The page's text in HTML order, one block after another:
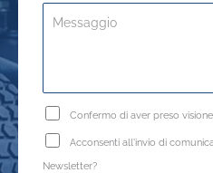
Confermo di aver preso
Acconsenti all'invio di
Newsletter?